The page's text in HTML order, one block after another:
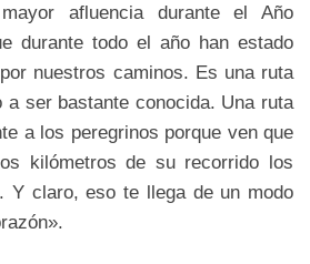
afluencia durante el Año
durante todo el año han estado
nuestros caminos. Es una ruta
a ser bastante conocida. Una ruta
a los peregrinos porque ven que
kilómetros de su recorrido los
Y claro, eso te llega de un modo